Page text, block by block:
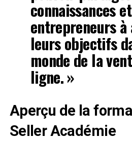
connaissances
entrepreneurs
leurs objectifs
monde de la
ligne. »
Aperçu de la
Seller Académie